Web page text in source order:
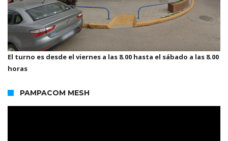
El turno es desde el viernes a las 8.00 hasta el sábado a las 8.00
horas
PAMPACOM MESH